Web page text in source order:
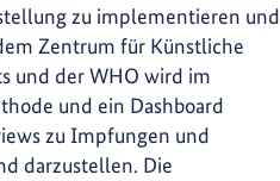
zu implementieren und
Zentrum für Künstliche
und der WHO wird im
und ein Dashboard
zu Impfungen und
darzustellen. Die